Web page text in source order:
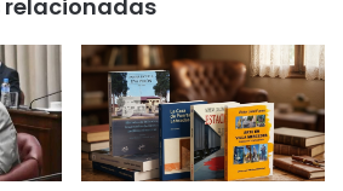
relacionadas